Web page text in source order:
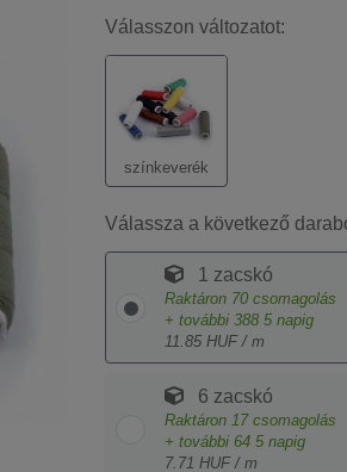
Válasszon változatot:
színkeverék
Válassza a következő
1 zacskó
Raktáron 70 csomagolás
+ további 388 5 napig
11.85 HUF / m
6 zacskó
Raktáron 17 csomagolás
+ további 64 5 napig
7.71 HUF / m